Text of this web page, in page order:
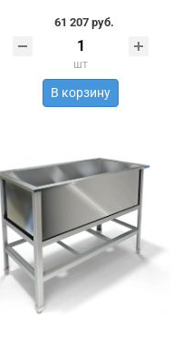
61 207 руб.
шт
В корзину